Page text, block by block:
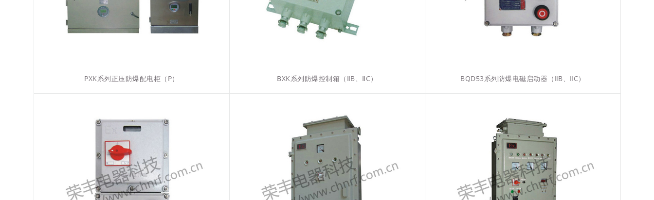
PXK系列正压防爆配电柜（P） BXK系列防爆控制箱（ⅡB、ⅡC） BQD53系列防爆电磁启动器（ⅡB、ⅡC）